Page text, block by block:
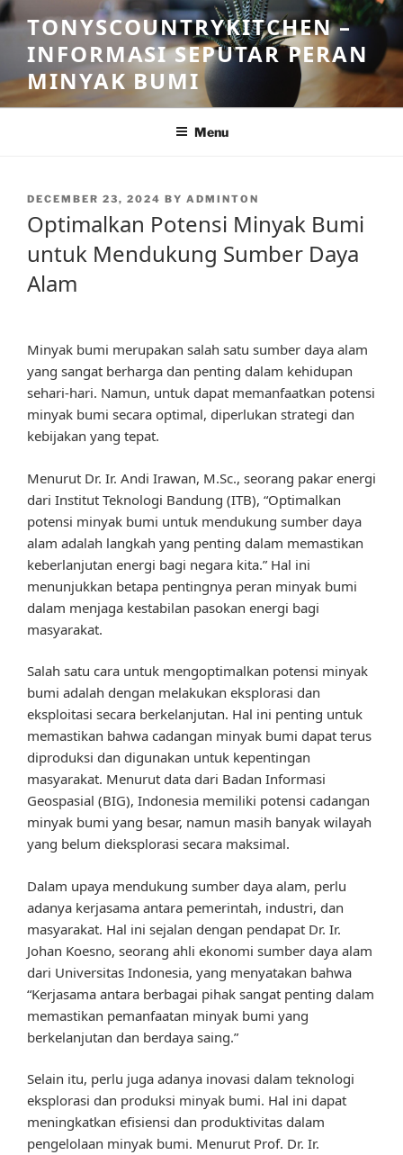
Skip
to
content
TONYSCOUNTRYKITCHEN –
INFORMASI SEPUTAR PERAN
MINYAK BUMI
Menu
POSTED
DECEMBER 23, 2024 BY ADMINTON
Optimalkan Potensi Minyak Bumi
untuk Mendukung Sumber Daya
Alam
Minyak bumi merupakan salah satu sumber daya alam
yang sangat berharga dan penting dalam kehidupan
sehari-hari. Namun, untuk dapat memanfaatkan potensi
minyak bumi secara optimal, diperlukan strategi dan
kebijakan yang tepat.
Menurut Dr. Ir. Andi Irawan, M.Sc., seorang pakar energi
dari Institut Teknologi Bandung (ITB), “Optimalkan
potensi minyak bumi untuk mendukung sumber daya
alam adalah langkah yang penting dalam memastikan
keberlanjutan energi bagi negara kita.” Hal ini
menunjukkan betapa pentingnya peran minyak bumi
dalam menjaga kestabilan pasokan energi bagi
masyarakat.
Salah satu cara untuk mengoptimalkan potensi minyak
bumi adalah dengan melakukan eksplorasi dan
eksploitasi secara berkelanjutan. Hal ini penting untuk
memastikan bahwa cadangan minyak bumi dapat terus
diproduksi dan digunakan untuk kepentingan
masyarakat. Menurut data dari Badan Informasi
Geospasial (BIG), Indonesia memiliki potensi cadangan
minyak bumi yang besar, namun masih banyak wilayah
yang belum dieksplorasi secara maksimal.
Dalam upaya mendukung sumber daya alam, perlu
adanya kerjasama antara pemerintah, industri, dan
masyarakat. Hal ini sejalan dengan pendapat Dr. Ir.
Johan Koesno, seorang ahli ekonomi sumber daya alam
dari Universitas Indonesia, yang menyatakan bahwa
“Kerjasama antara berbagai pihak sangat penting dalam
memastikan pemanfaatan minyak bumi yang
berkelanjutan dan berdaya saing.”
Selain itu, perlu juga adanya inovasi dalam teknologi
eksplorasi dan produksi minyak bumi. Hal ini dapat
meningkatkan efisiensi dan produktivitas dalam
pengelolaan minyak bumi. Menurut Prof. Dr. Ir.